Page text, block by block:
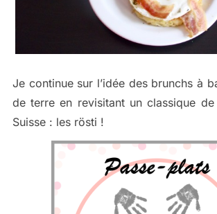
Je continue sur l’idée des brunchs à
de terre en revisitant un classique
Suisse : les rösti !